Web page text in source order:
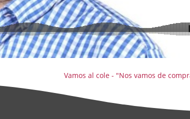
Vamos al cole - "Nos vamos de